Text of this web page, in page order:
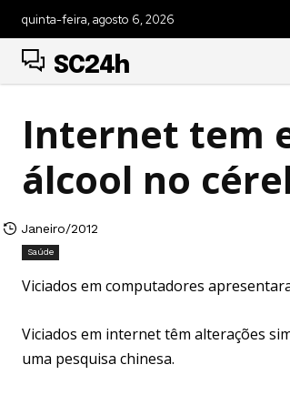
quinta-feira, agosto 6, 2026
SC24h
Internet tem
álcool no
Janeiro/2012
Saúde
Viciados em computadores
Viciados em internet têm alterações
uma pesquisa chinesa.